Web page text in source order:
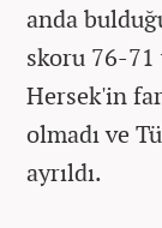
anda
skoru 76-71
Hersek'in
olmadı ve
ayrıldı.